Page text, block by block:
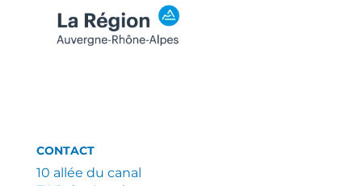
CONTACT
10 allée du canal